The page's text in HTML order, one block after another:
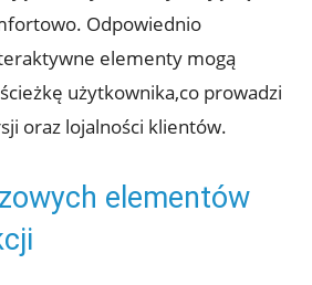
Odpowiednio
elementy mogą
użytkownika,co prowadzi
oraz lojalności klientów.
elementów